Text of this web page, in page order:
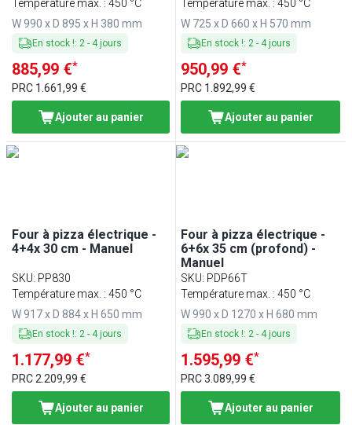
Température max. : 450 °C
W 990 x D 895 x H 380 mm
En stock !: 2- 4 jours
885,99 €*
PRC 1.661,99 €
Ajouter au panier
Température max. : 450 °C
W 725 x D 660 x H 570 mm
En stock !: 2 - 4 jours
950,99 €*
PRC 1.892,99 €
Ajouter au panier
Four à pizza électrique -
4+4x 30 cm - Manuel
SKU: PP830
Température max. : 450 °C
W 917 x D 884 x H 650 mm
En stock !: 2- 4 jours
1.177,99 €*
PRC2.209,99 €
Ajouter au panier
Four à pizza électrique -
6+6x 35 cm (profond) -
Manuel
SKU: PDP66T
Température max. : 450 °C
W 990 x D 1270 x H 680 mm
En stock !: 2 - 4 jours
1.595,99 €*
PRC3.089,99 €
Ajouter au panier